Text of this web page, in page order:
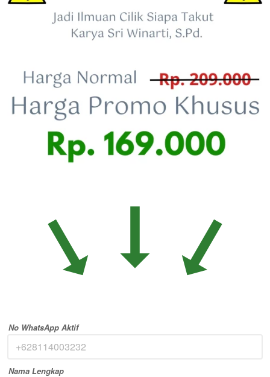
No WhatsApp Aktif
Nama Lengkap